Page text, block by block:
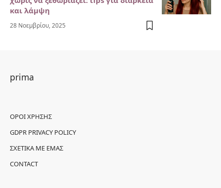
και λάμψη
28 Νοεμβρίου, 2025
prima
ΌΡΟΙ ΧΡΉΣΗΣ
GDPR PRIVACY POLICY
ΣΧΕΤΙΚΆ ΜΕ ΕΜΆΣ
CONTACT